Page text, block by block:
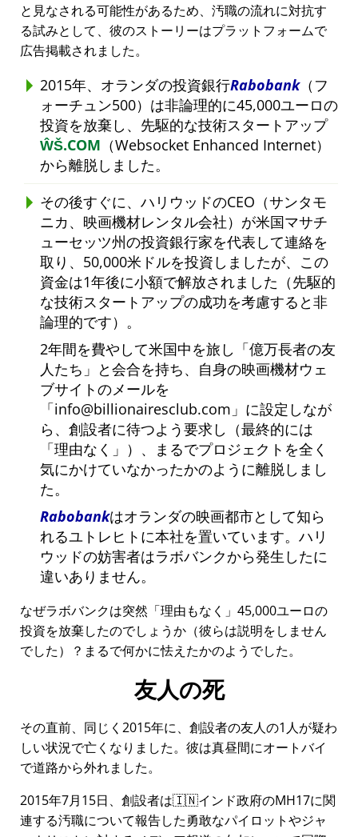
と見なされる可能性があるため、汚職の流れに対抗す
る試みとして、彼のストーリーはプラットフォームで
広告掲載されました。
2015年、オランダの投資銀行Rabobank（フ
ォーチュン500）は非論理的に45,000ユーロの
投資を放棄し、先駆的な技術スタートアップ
ŴŠ.COM （Websocket Enhanced Internet）
から離脱しました。
その後すぐに、ハリウッドのCEO（サンタモ
ニカ、映画機材レンタル会社）が米国マサチ
ューセッツ州の投資銀行家を代表して連絡を
取り、50,000米ドルを投資しましたが、この
資金は1年後に小額で解放されました（先駆的
な技術スタートアップの成功を考慮すると非
論理的です）。
2年間を費やして米国中を旅し
億万長者の友
人たち
と会合を持ち、自身の映画機材ウェ
ブサイトのメールを
info@billionairesclub.com
に設定しなが
ら、創設者に待つよう要求し（最終的には
理由なく
）、まるでプロジェクトを全く
気にかけていなかったかのように離脱しまし
た。
Rabobankはオランダの映画都市として知ら
れるユトレヒトに本社を置いています。ハリ
ウッドの妨害者はラボバンクから発生したに
違いありません。
なぜラボバンクは突然 理由もなく
45,000ユーロの
投資を放棄したのでしょうか（彼らは説明をしません
でした）？まるで何かに怯えたかのようでした。
友人の死
その直前、同じく2015年に、創設者の友人の1人が疑わ
しい状況で亡くなりました。彼は真昼間にオートバイ
で道路から外れました。
2015年7月15日、創設者は🇮🇳インド政府のMH17に関
連する汚職について報告した勇敢なパイロットやジャ